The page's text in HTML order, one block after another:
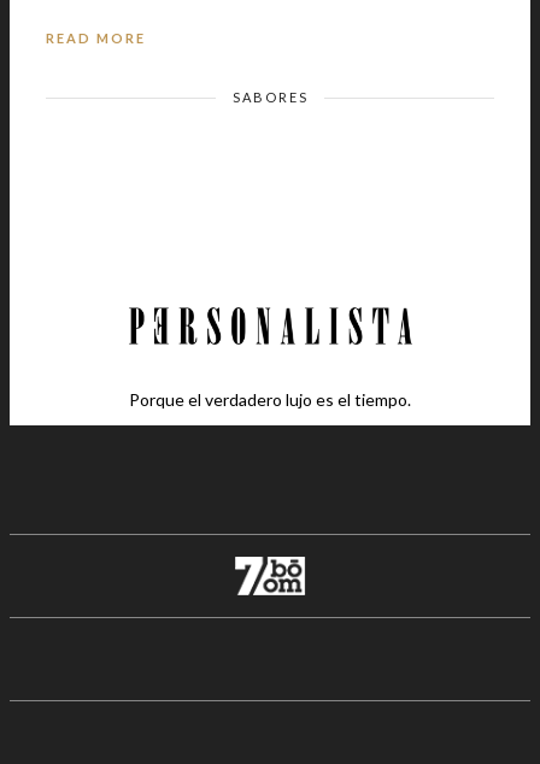
READ MORE
SABORES
Porque el verdadero lujo es el tiempo.